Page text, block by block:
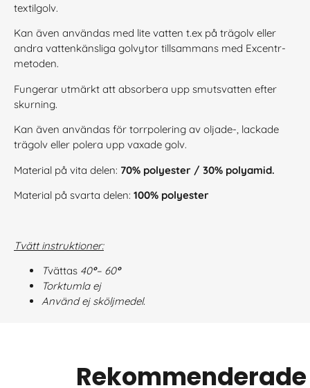
textilgolv.
Kan även användas med lite vatten t.ex på trägolv eller
andra vattenkänsliga golvytor tillsammans med Excentr-
metoden.
Fungerar utmärkt att absorbera upp smutsvatten efter
skurning.
Kan även användas för torrpolering av oljade-, lackade
trägolv eller polera upp vaxade golv.
Material på vita delen: 70% polyester / 30% polyamid.
Material på svarta delen: 100% polyester
Tvätt instruktioner:
Tvättas 40°– 60°
Torktumla ej
Använd ej sköljmedel.
Rekommenderade